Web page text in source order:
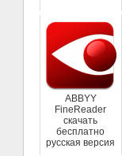
ABBYY
FineReader
скачать
бесплатно
русская версия